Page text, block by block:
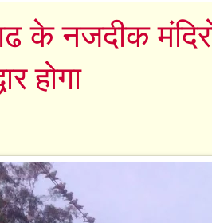
के नजदीक
होगा